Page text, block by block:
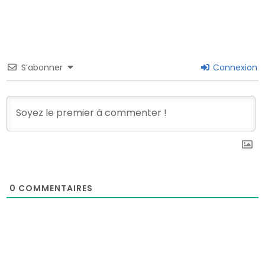
S’abonner Connexion
0 COMMENTAIRES